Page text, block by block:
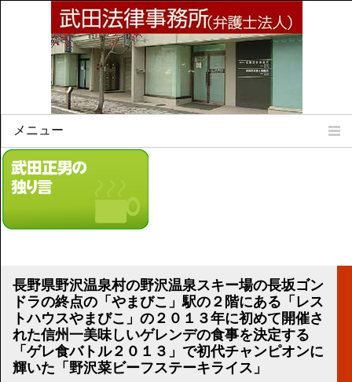
メニュー
Home
所属弁護士
法律相談案内
リンク集
顧問契約について
講演のご案内
気をつけたい法律のポイント
長野県野沢温泉村の野沢温泉スキー場の長坂ゴン
ドラの終点の「やまびこ」駅の２階にある「レス
トハウスやまびこ」の２０１３年に初めて開催さ
れた信州一美味しいゲレンデの食事を決定する
「ゲレ食バトル２０１３」で初代チャンピオンに
輝いた「野沢菜ビーフステーキライス」